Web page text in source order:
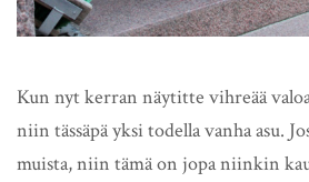
Kun nyt kerran näytitte vihreää
niin tässäpä yksi todella vanha asu.
muista, niin tämä on jopa niinkin